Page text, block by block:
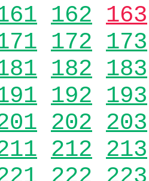
162 163
172 173
182 183
192 193
202 203
212 213